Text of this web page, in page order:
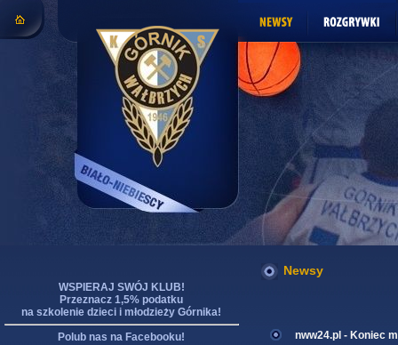
WSPIERAJ SWÓJ KLUB!
Przeznacz 1,5% podatku
na szkolenie dzieci i młodzieży Górnika!
Polub nas na Facebooku!
Newsy
nww24.pl - Koniec